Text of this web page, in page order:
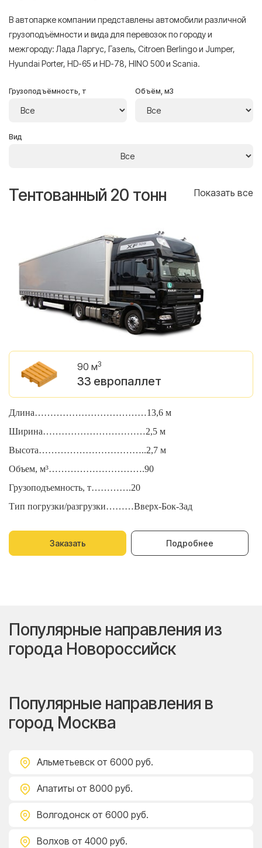
В автопарке компании представлены автомобили различной
грузоподъёмности и вида для перевозок по городу и
межгороду: Лада Ларгус, Газель, Citroen Berlingo и Jumper,
Hyundai Porter, HD-65 и HD-78, HINO 500 и Scania.
Грузоподъёмность, т Объём, м3
Вид
Тентованный 20 тонн Показать все
90 м3
33 европаллет
Длина………………………………13,6 м
Ширина……………………………2,5 м
Высота……………………………..2,7 м
Объем, м³………………………….90
Грузоподъемность, т………….20
Тип погрузки/разгрузки………Вверх-Бок-Зад
Заказать Подробнее
Популярные направления из
города Новороссийск
Популярные направления в
город Москва
Альметьевск от 6000 руб.
Апатиты от 8000 руб.
Волгодонск от 6000 руб.
Волхов от 4000 руб.